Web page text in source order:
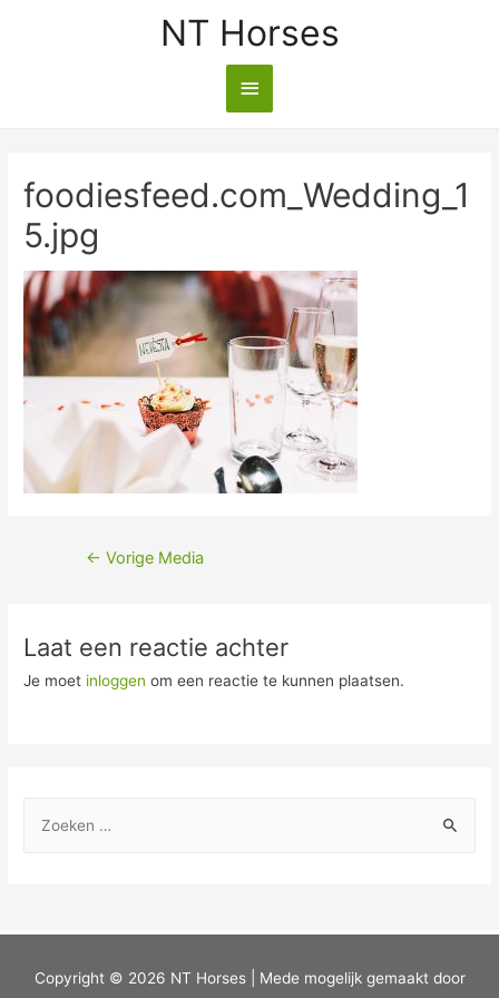
NT Horses
foodiesfeed.com_Wedding_1
5.jpg
← Vorige Media
Laat een reactie achter
Je moet inloggen om een reactie te kunnen plaatsen.
Copyright © 2026 NT Horses| Mede mogelijk gemaakt door